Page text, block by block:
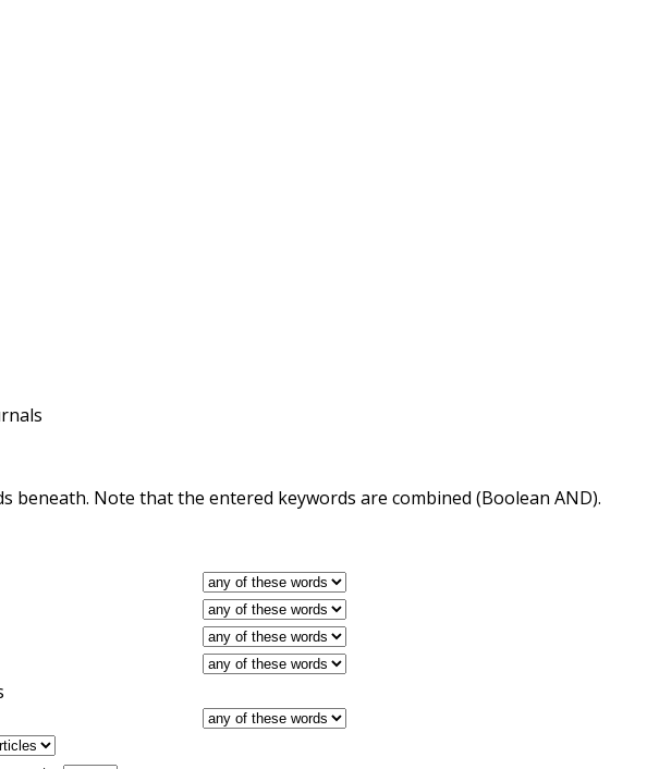
beneath. Note that the entered keywords are combined (Boolean AND).